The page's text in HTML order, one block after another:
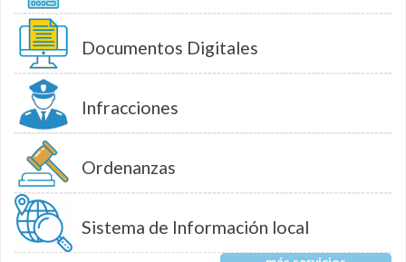
Documentos Digitales
Infracciones
Ordenanzas
Sistema de Información local